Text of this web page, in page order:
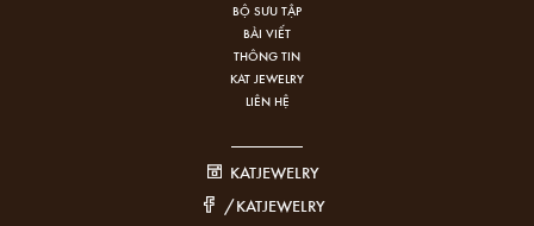
BỘ SƯU TẬP
BÀI VIẾT
THÔNG TIN
KAT JEWELRY
LIÊN HỆ
KATJEWELRY
/KATJEWELRY